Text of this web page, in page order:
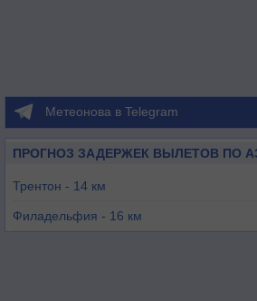
Метеонова в Telegram
ПРОГНОЗ ЗАДЕРЖЕК ВЫЛЕТОВ ПО
Трентон - 14 км
Филадельфия - 16 км